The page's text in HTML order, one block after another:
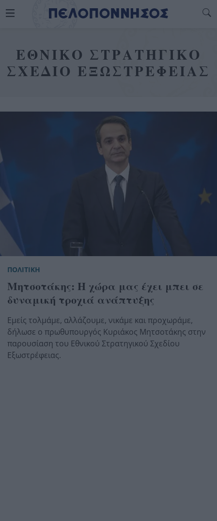
ΕΘΝΙΚΟ ΣΤΡΑΤΗΓΙΚΟ
ΣΧΕΔΙΟ ΕΞΩΣΤΡΕΦΕΙΑΣ
ΠΟΛΙΤΙΚΗ
Μητσοτάκης: Η χώρα μας έχει μπει σε
δυναμική τροχιά ανάπτυξης
Εμείς τολμάμε, αλλάζουμε, νικάμε και προχωράμε,
δήλωσε ο πρωθυπουργός Κυριάκος Μητσοτάκης στην
παρουσίαση του Εθνικού Στρατηγικού Σχεδίου
Εξωστρέφειας.